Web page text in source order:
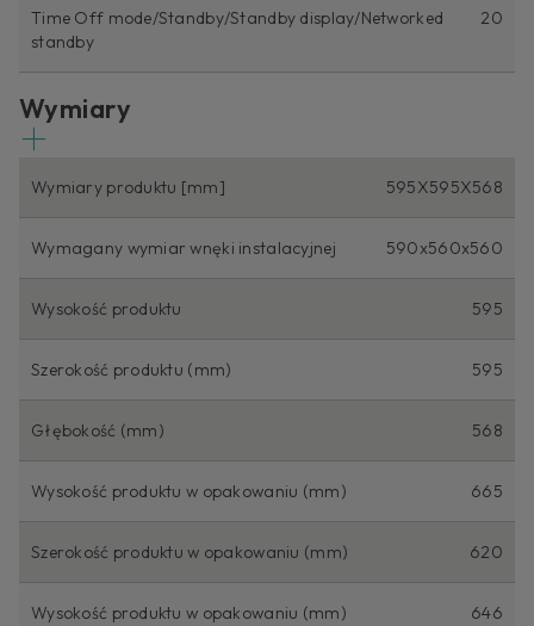
Time Off mode/Standby/Standby display/Networked
standby
20
Wymiary
Wymiary produktu [mm] 595X595X568
Wymagany wymiar wnęki instalacyjnej 590x560x560
Wysokość produktu 595
Szerokość produktu (mm) 595
Głębokość (mm) 568
Wysokość produktu w opakowaniu (mm) 665
Szerokość produktu w opakowaniu (mm) 620
Wysokość produktu w opakowaniu (mm) 646